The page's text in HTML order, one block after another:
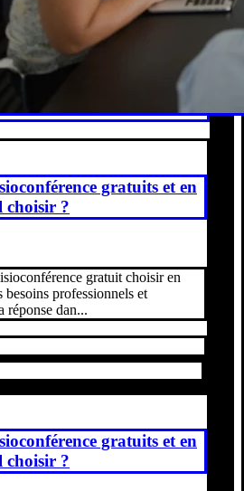
gratuits et en
choisir ?
gratuit choisir en
professionnels et
réponse dan...
gratuits et en
choisir ?